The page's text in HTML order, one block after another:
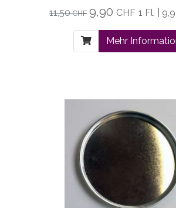
11,50CHF 9,90 CHF 1 Fl. |
Mehr